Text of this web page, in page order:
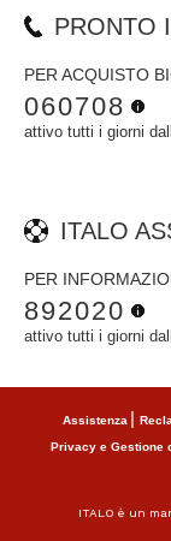
PRONTO
PER ACQUISTO
060708
attivo tutti i giorni
ITALO
PER
892020
attivo tutti i giorni
Assistenza
Privacy e Gestione
ITALO è un